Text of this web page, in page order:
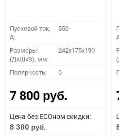
Пусковой ток,
A:
550
Размеры
(ДхШхВ), мм:
242x175x190
Полярность: 0
7 800 руб.
Цена без ECOном скидки:
8 300 руб.